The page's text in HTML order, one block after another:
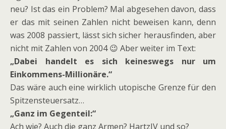
neu? Ist das ein Problem? Mal abgesehen davon, dass
er das mit seinen Zahlen nicht beweisen kann, denn
was 2008 passiert, lässt sich sicher herausfinden, aber
nicht mit Zahlen von 2004 😉 Aber weiter im Text:
„Dabei handelt es sich keineswegs nur um
Einkommens-Millionäre.“
Das wäre auch eine wirklich utopische Grenze für den
Spitzensteuersatz…
„Ganz im Gegenteil:“
Ach wie? Auch die ganz Armen? HartzIV und so?